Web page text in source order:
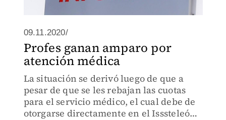
09.11.2020/
Profes ganan amparo por
atención médica
La situación se derivó luego de que a
pesar de que se les rebajan las cuotas
para el servicio médico, el cual debe de
otorgarse directamente en el Isssteleón